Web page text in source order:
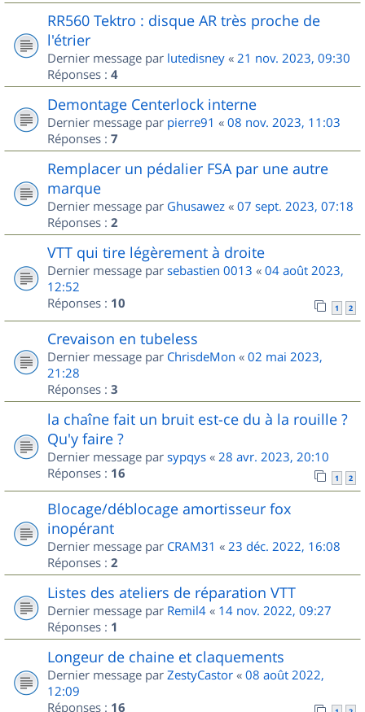
RR560 Tektro : disque AR très proche de
l'étrier
Dernier message par lutedisney « 21 nov. 2023, 09:30
Réponses : 4
Demontage Centerlock interne
Dernier message par pierre91 « 08 nov. 2023, 11:03
Réponses : 7
Remplacer un pédalier FSA par une autre
marque
Dernier message par Ghusawez « 07 sept. 2023, 07:18
Réponses : 2
VTT qui tire légèrement à droite
Dernier message par sebastien 0013 « 04 août 2023,
12:52
Réponses : 10 1 2
Crevaison en tubeless
Dernier message par ChrisdeMon « 02 mai 2023,
21:28
Réponses : 3
la chaîne fait un bruit est-ce du à la rouille ?
Qu'y faire ?
Dernier message par sypqys « 28 avr. 2023, 20:10
Réponses : 16 1 2
Blocage/déblocage amortisseur fox
inopérant
Dernier message par CRAM31 « 23 déc. 2022, 16:08
Réponses : 2
Listes des ateliers de réparation VTT
Dernier message par Remil4 « 14 nov. 2022, 09:27
Réponses : 1
Longeur de chaine et claquements
Dernier message par ZestyCastor « 08 août 2022,
12:09
Réponses : 16